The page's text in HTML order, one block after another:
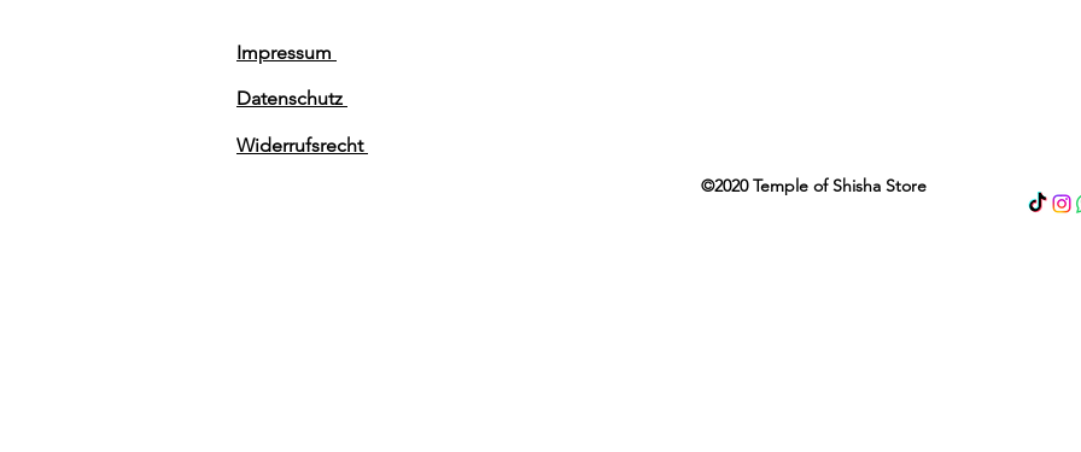
Impressum
Datenschutz
Widerrufsrecht
©2020 Temple of Shisha Store